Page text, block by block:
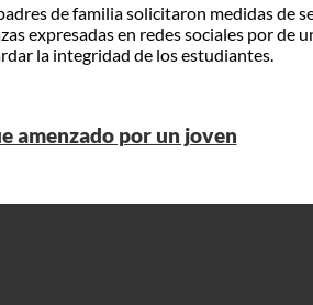
de familia solicitaron medidas de
expresadas en redes sociales por de
la integridad de los estudiantes.
amenzado por un joven